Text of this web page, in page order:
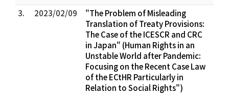
3.
2023/02/09
"The Problem of Misleading
Translation of Treaty Provisions:
The Case of the ICESCR and CRC
in Japan" (Human Rights in an
Unstable World after Pandemic:
Focusing on the Recent Case Law
of the ECtHR Particularly in
Relation to Social Rights")